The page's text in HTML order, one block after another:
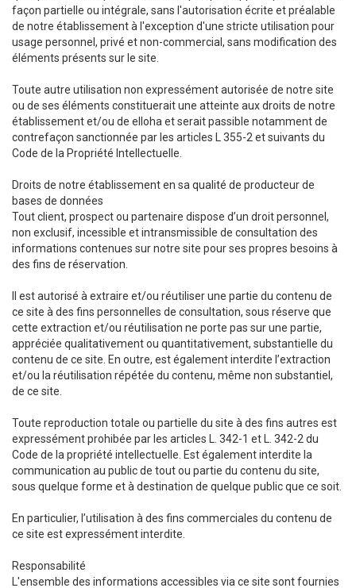
façon partielle ou intégrale, sans l'autorisation écrite et préalable
de notre établissement à l'exception d'une stricte utilisation pour
usage personnel, privé et non-commercial, sans modification des
éléments présents sur le site.
Toute autre utilisation non expressément autorisée de notre site
ou de ses éléments constituerait une atteinte aux droits de notre
établissement et/ou de elloha et serait passible notamment de
contrefaçon sanctionnée par les articles L 355-2 et suivants du
Code de la Propriété Intellectuelle.
Droits de notre établissement en sa qualité de producteur de
bases de données
Tout client, prospect ou partenaire dispose d’un droit personnel,
non exclusif, incessible et intransmissible de consultation des
informations contenues sur notre site pour ses propres besoins à
des fins de réservation.
Il est autorisé à extraire et/ou réutiliser une partie du contenu de
ce site à des fins personnelles de consultation, sous réserve que
cette extraction et/ou réutilisation ne porte pas sur une partie,
appréciée qualitativement ou quantitativement, substantielle du
contenu de ce site. En outre, est également interdite l’extraction
et/ou la réutilisation répétée du contenu, même non substantiel,
de ce site.
Toute reproduction totale ou partielle du site à des fins autres est
expressément prohibée par les articles L. 342-1 et L. 342-2 du
Code de la propriété intellectuelle. Est également interdite la
communication au public de tout ou partie du contenu du site,
sous quelque forme et à destination de quelque public que ce soit.
En particulier, l’utilisation à des fins commerciales du contenu de
ce site est expressément interdite.
Responsabilité
L'ensemble des informations accessibles via ce site sont fournies